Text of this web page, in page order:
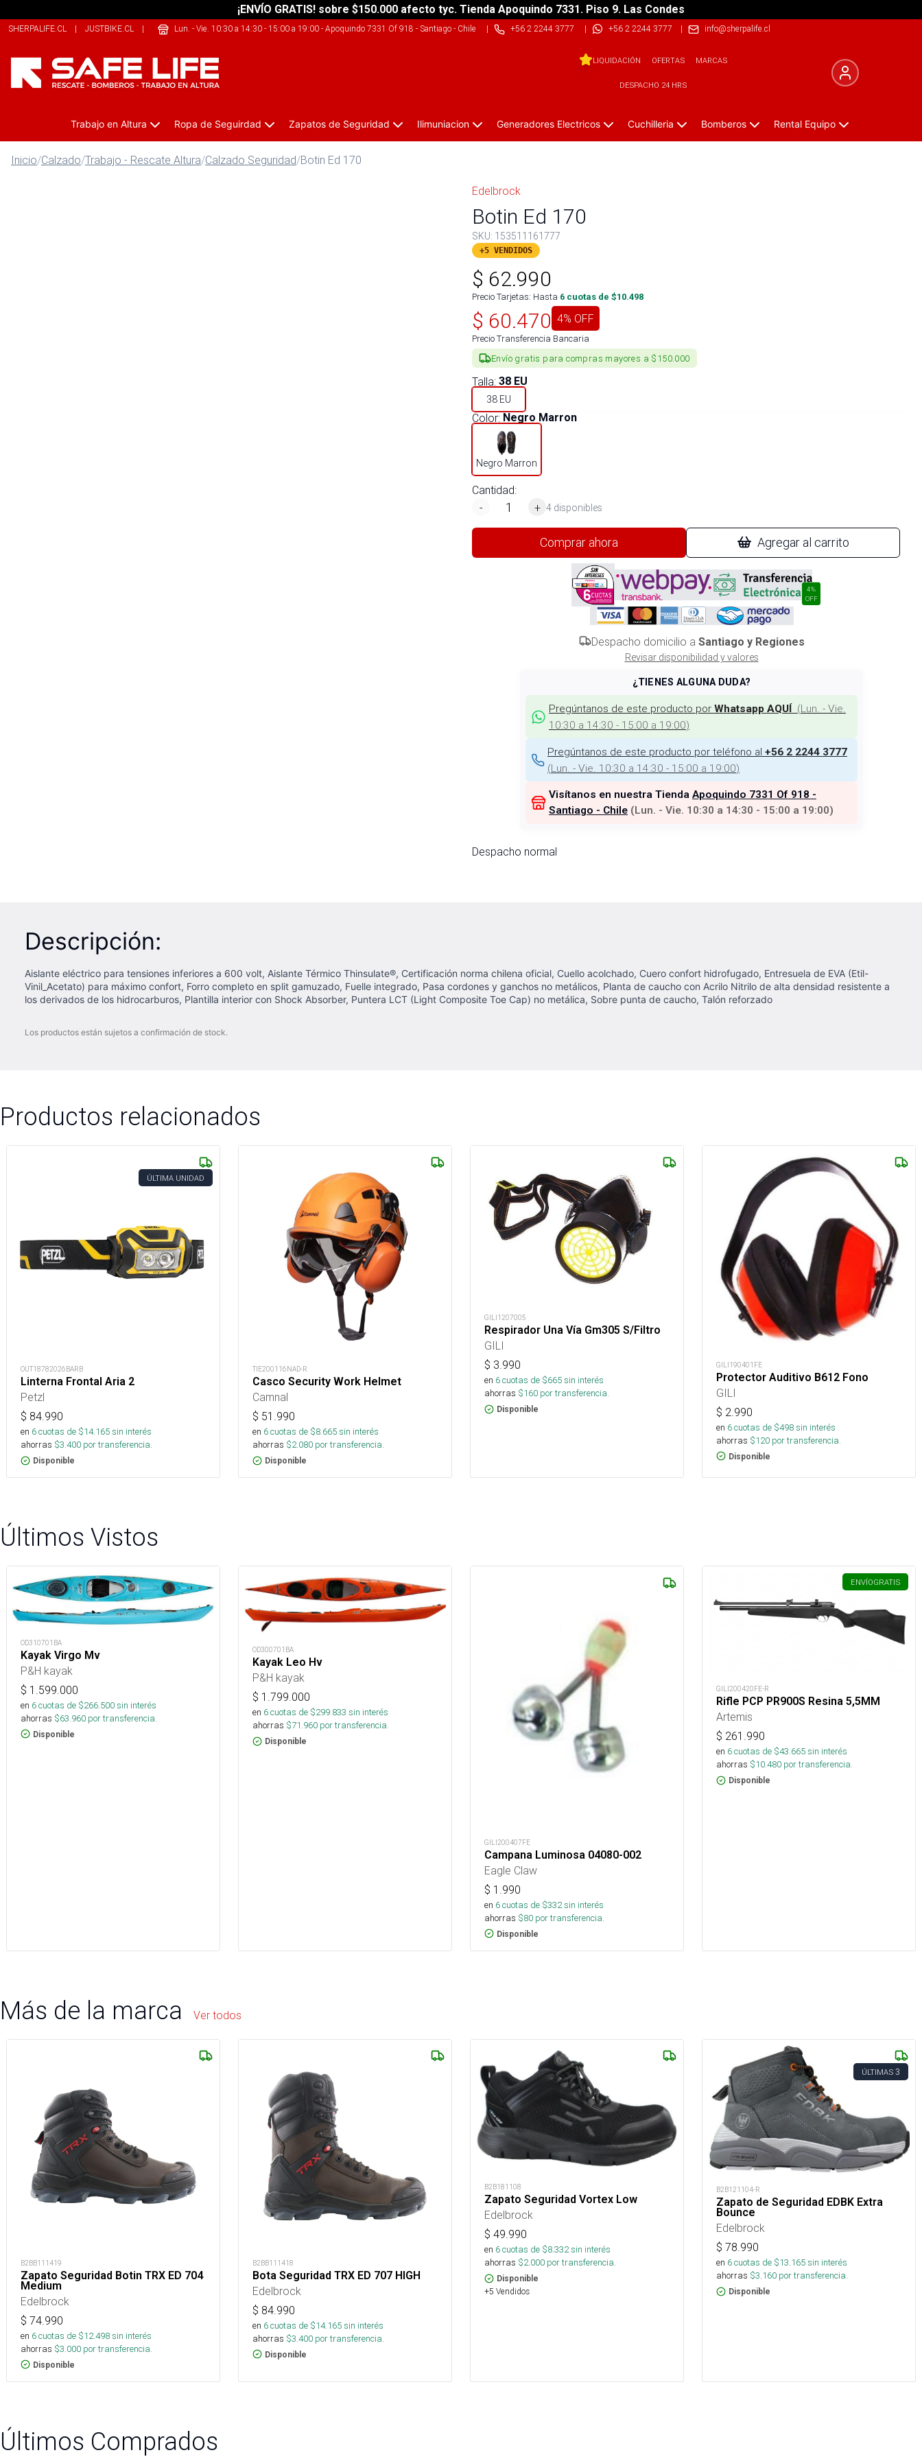
¡ENVÍO GRATIS! sobre $150.000 afecto tyc. Tienda Apoquindo 7331. Piso 9. Las Condes
SHERPALIFE.CL | JUSTBIKE.CL | THECLIMB.CL
Lun. - Vie. 10:30 a 14:30 - 15:00 a 19:00- Apoquindo 7331 Of 918 - Santiago - Chile| +56 2 2244 3777 | +56 2 2244 3777 | info@sherpalife.cl
LIQUIDACIÓN OFERTAS MARCAS
DESPACHO 24 HRS
Trabajo en Altura Ropa de Seguirdad Zapatos de Seguridad Ilimuniacion Generadores Electricos Cuchilleria Bomberos Rental Equipo
Inicio/Calzado/Trabajo - Rescate Altura/Calzado Seguridad/Botin Ed 170
Edelbrock
Botin Ed 170
SKU: 153511161777
+5 VENDIDOS
$ 62.990
Precio Tarjetas: Hasta 6 cuotas de $10.498
$ 60.470 4% OFF
Precio Transferencia Bancaria
Envío gratis para compras mayores a $150.000
Talla: 38 EU
38 EU
Color: Negro Marron
Negro Marron
Cantidad:
-
+ 4 disponibles
Comprar ahora Agregar al carrito
4%
OFF
Despacho domicilio a Santiago y Regiones
Revisar disponibilidad y valores
¿TIENES ALGUNA DUDA?
Pregúntanos de este producto por Whatsapp AQUÍ (Lun. - Vie.
10:30 a 14:30 - 15:00 a 19:00)
Pregúntanos de este producto por teléfono al +56 2 2244 3777
(Lun. - Vie. 10:30 a 14:30 - 15:00 a 19:00)
Visítanos en nuestra Tienda Apoquindo 7331 Of 918 -
Santiago - Chile (Lun. - Vie. 10:30 a 14:30 - 15:00 a 19:00)
Despacho normal
Descripción:
Aislante eléctrico para tensiones inferiores a 600 volt, Aislante Térmico Thinsulate®, Certificación norma chilena oficial, Cuello acolchado, Cuero confort hidrofugado, Entresuela de EVA (Etil-
Vinil_Acetato) para máximo confort, Forro completo en split gamuzado, Fuelle integrado, Pasa cordones y ganchos no metálicos, Planta de caucho con Acrilo Nitrilo de alta densidad resistente a
los derivados de los hidrocarburos, Plantilla interior con Shock Absorber, Puntera LCT (Light Composite Toe Cap) no metálica, Sobre punta de caucho, Talón reforzado
Los productos están sujetos a confirmación de stock.
Productos relacionados
ÚLTIMA UNIDAD
OUT18782026BARB
Linterna Frontal Aria 2
Petzl
$ 84.990
en 6cuotas de $14.165sin interés
ahorras $3.400 por transferencia.
Disponible
TIE200116NAD-R
Casco Security Work Helmet
Camnal
$ 51.990
en 6cuotas de $8.665sin interés
ahorras $2.080 por transferencia.
Disponible
GILI1207005
Respirador Una Vía Gm305 S/Filtro
GILI
$ 3.990
en 6cuotas de $665sin interés
ahorras $160 por transferencia.
Disponible
GILI190401FE
Protector Auditivo B612 Fono
GILI
$ 2.990
en 6cuotas de $498sin interés
ahorras $120 por transferencia.
Disponible
Últimos Vistos
OD310701BA
Kayak Virgo Mv
P&H kayak
$ 1.599.000
en 6cuotas de $266.500sin interés
ahorras $63.960 por transferencia.
Disponible
OD300701BA
Kayak Leo Hv
P&H kayak
$ 1.799.000
en 6cuotas de $299.833 sin interés
ahorras $71.960 por transferencia.
Disponible
GILI200407FE
Campana Luminosa 04080-002
Eagle Claw
$ 1.990
en 6cuotas de $332sin interés
ahorras $80 por transferencia.
Disponible
ENVÍOGRATIS
GILI200420FE-R
Rifle PCP PR900S Resina 5,5MM
Artemis
$ 261.990
en 6cuotas de $43.665sin interés
ahorras $10.480 por transferencia.
Disponible
Más de la marca Ver todos
B2BB111419
Zapato Seguridad Botin TRX ED 704
Medium
Edelbrock
$ 74.990
en 6cuotas de $12.498sin interés
ahorras $3.000 por transferencia.
Disponible
B2BB111418
Bota Seguridad TRX ED 707 HIGH
Edelbrock
$ 84.990
en 6cuotas de $14.165sin interés
ahorras $3.400 por transferencia.
Disponible
B2B181108
Zapato Seguridad Vortex Low
Edelbrock
$ 49.990
en 6cuotas de $8.332sin interés
ahorras $2.000 por transferencia.
Disponible
+5 Vendidos
ÚLTIMAS 3
B2B121104-R
Zapato de Seguridad EDBK Extra
Bounce
Edelbrock
$ 78.990
en 6cuotas de $13.165sin interés
ahorras $3.160 por transferencia.
Disponible
Últimos Comprados